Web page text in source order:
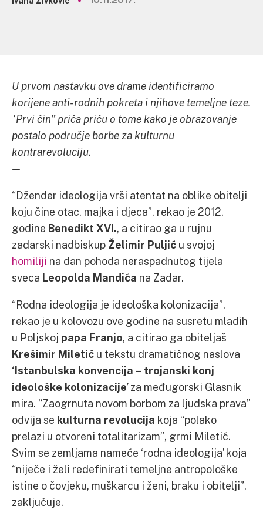
U prvom nastavku ove drame identificiramo
korijene anti-rodnih pokreta i njihove temeljne teze.
“Prvi čin” priča priču o tome kako je obrazovanje
postalo područje borbe za kulturnu
kontrarevoluciju.
—
“Džender ideologija vrši atentat na oblike obitelji
koju čine otac, majka i djeca”, rekao je 2012.
godine Benedikt XVI., a citirao ga u rujnu
zadarski nadbiskup Želimir Puljić u svojoj
homiliji na dan pohoda neraspadnutog tijela
sveca Leopolda Mandića na Zadar.
“Rodna ideologija je ideološka kolonizacija”,
rekao je u kolovozu ove godine na susretu mladih
u Poljskoj papa Franjo, a citirao ga obiteljaš
Krešimir Miletić u tekstu dramatičnog naslova
‘Istanbulska konvencija – trojanski konj
ideološke kolonizacije’za međugorski Glasnik
mira. “Zaogrnuta novom borbom za ljudska prava”
odvija se kulturna revolucija koja “polako
prelazi u otvoreni totalitarizam”, grmi Miletić.
Svim se zemljama nameće ‘rodna ideologija’ koja
“niječe i želi redefinirati temeljne antropološke
istine o čovjeku, muškarcu i ženi, braku i obitelji”,
zaključuje.